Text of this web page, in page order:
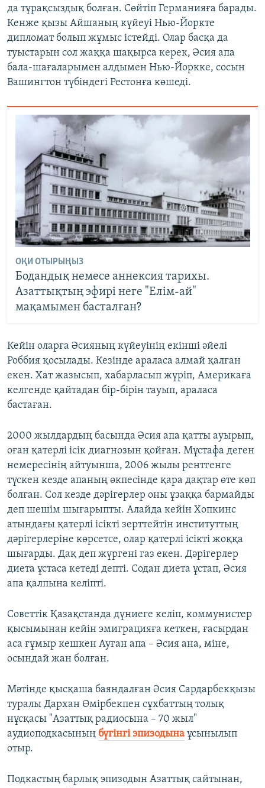
да тұрақсыздық болған. Сөйтіп Германияға барады.
Кенже қызы Айшаның күйеуі Нью-Йоркте
дипломат болып жұмыс істейді. Олар басқа да
туыстарын сол жаққа шақырса керек, Әсия апа
бала-шағаларымен алдымен Нью-Йоркке, сосын
Вашингтон түбіндегі Рестонға көшеді.
ОҚИ ОТЫРЫҢЫЗ
Бодандық немесе аннексия тарихы.
Азаттықтың эфирі неге "Елім-ай"
мақамымен басталған?
Кейін оларға Әсияның күйеуінің екінші әйелі
Роббия қосылады. Кезінде араласа алмай қалған
екен. Хат жазысып, хабарласып жүріп, Америкаға
келгенде қайтадан бір-бірін тауып, араласа
бастаған.
2000 жылдардың басында Әсия апа қатты ауырып,
оған қатерлі ісік диагнозын қойған. Мұстафа деген
немересінің айтуынша, 2006 жылы рентгенге
түскен кезде апаның өкпесінде қара дақтар өте көп
болған. Сол кезде дәрігерлер оны ұзаққа бармайды
деп шешім шығарыпты. Алайда кейін Хопкинс
атындағы қатерлі ісікті зерттейтін институттың
дәрігерлеріне көрсетсе, олар қатерлі ісікті жоққа
шығарды. Дақ деп жүргені газ екен. Дәрігерлер
диета ұстаса кетеді депті. Содан диета ұстап, Әсия
апа қалпына келіпті.
Советтік Қазақстанда дүниеге келіп, коммунистер
қысымынан кейін эмиграцияға кеткен, ғасырдан
аса ғұмыр кешкен Ауған апа – Әсия ана, міне,
осындай жан болған.
Мәтінде қысқаша баяндалған Әсия Сардарбекқызы
туралы Дархан Өмірбекпен сұхбаттың толық
нұсқасы "Азаттық радиосына – 70 жыл"
аудиоподкасының бүгінгі эпизодына ұсынылып
отыр.
Подкастың барлық эпизодын Азаттық сайтынан,